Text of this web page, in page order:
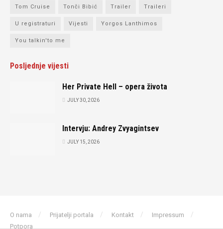
Tom Cruise Tonči Bibić Trailer Traileri
U registraturi Vijesti Yorgos Lanthimos
You talkin'to me
Posljednje vijesti
Her Private Hell – opera života
JULY 30, 2026
Intervju: Andrey Zvyagintsev
JULY 15, 2026
O nama Prijatelji portala Kontakt
Impressum
Potpora